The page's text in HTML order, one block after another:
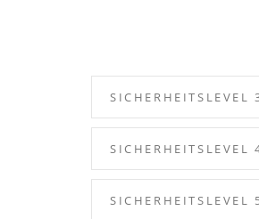
SICHERHEITSLEVEL
SICHERHEITSLEVEL
SICHERHEITSLEVEL